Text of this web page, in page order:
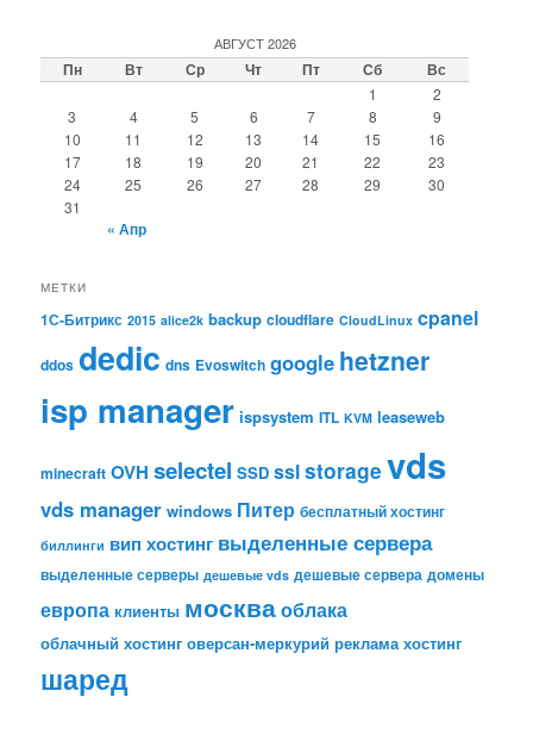
АВГУСТ 2026
Пн Вт Ср Чт Пт Сб Вс
1
2
3
4 5 6 7 8
9
10
11 12 13 14 15
16
17
18 19 20 21 22
23
24
25 26 27 28 29
30
31
« Апр
МЕТКИ
1С-Битрикс 2015 alice2k backup cloudflare CloudLinux cpanel
ddos dedic dns Evoswitch google hetzner
isp manager ispsystem ITL KVM leaseweb
minecraft OVH selectel SSD sslstorage vds
vds manager windows Питер бесплатный хостинг
биллинги вип хостинг выделенные сервера
выделенные серверы дешевые vds дешевые сервера домены
европа клиенты москваоблака
облачный хостинг оверсан-меркурий реклама хостинг
шаред